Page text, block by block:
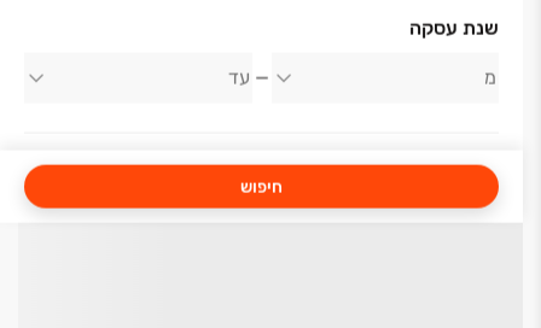
שנת עסקה
חיפוש